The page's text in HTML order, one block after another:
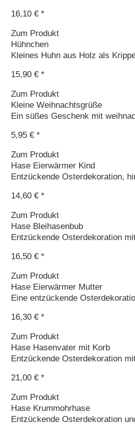
16,10 € *
Zum Produkt
Hühnchen
Kleines Huhn aus Holz als
15,90 € *
Zum Produkt
Kleine Weihnachtsgrüße
Ein süßes Geschenk mit
5,95 € *
Zum Produkt
Hase Eierwärmer Kind
Entzückende Osterdekoration,
14,60 € *
Zum Produkt
Hase Bleihasenbub
Entzückende Osterdekoration
16,50 € *
Zum Produkt
Hase Eierwärmer Mutter
Eine entzückende
16,30 € *
Zum Produkt
Hase Hasenvater mit Korb
Entzückende Osterdekoration
21,00 € *
Zum Produkt
Hase Krummohrhase
Entzückende Osterdekoration